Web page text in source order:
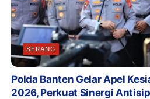
SERANG
Polda Banten Gelar Apel
2026, Perkuat Sinergi